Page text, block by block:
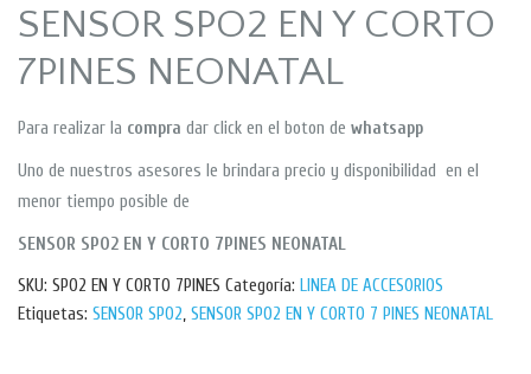
SENSOR SPO2 EN Y CORTO
7PINES NEONATAL
Para realizar la compra dar click en el boton de whatsapp
Uno de nuestros asesores le brindara precio y disponibilidad en el
menor tiempo posible de
SENSOR SPO2 EN Y CORTO 7PINES NEONATAL
SKU: SPO2 EN Y CORTO 7PINES Categoría: LINEA DE ACCESORIOS
Etiquetas: SENSOR SPO2, SENSOR SPO2 EN Y CORTO 7 PINES NEONATAL